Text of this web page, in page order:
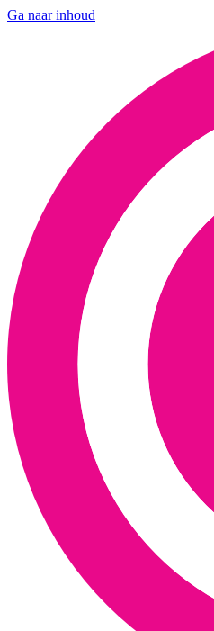
Ga naar inhoud